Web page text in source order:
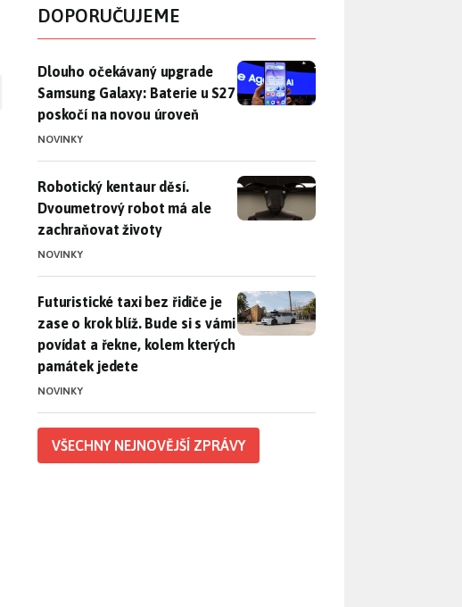
DOPORUČUJEME
Dlouho očekávaný upgrade Samsung Galaxy: Baterie u S27
Dlouho očekávaný upgrade
Samsung Galaxy: Baterie u S27
poskočí na novou úroveň
NOVINKY
Robotický kentaur děsí. Dvoumetrový robot má ale zachraňovat
Robotický kentaur děsí.
Dvoumetrový robot má ale
zachraňovat životy
NOVINKY
Futuristické taxi bez řidiče je zase o krok blíž. Bude si s vámi
Futuristické taxi bez řidiče je
zase o krok blíž. Bude si s vámi
povídat a řekne, kolem kterých
památek jedete
NOVINKY
VŠECHNY NEJNOVĚJŠÍ ZPRÁVY